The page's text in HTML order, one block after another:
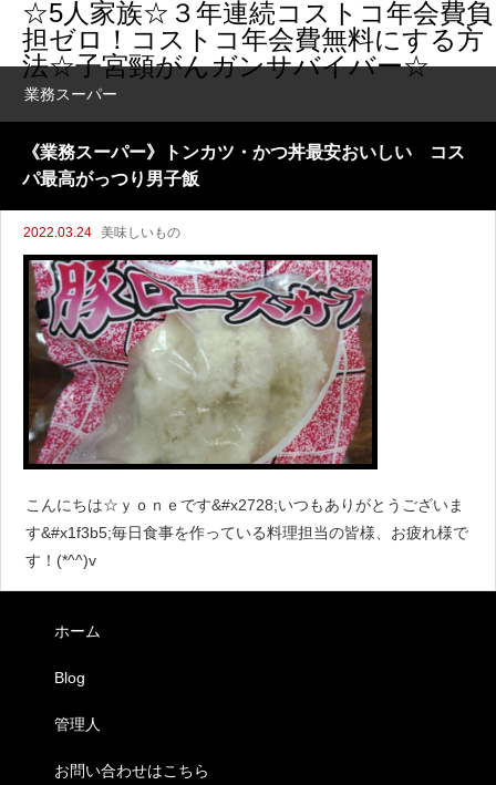
☆5人家族☆３年連続コストコ年会費負
担ゼロ！コストコ年会費無料にする方
法☆子宮頸がんガンサバイバー☆
業務スーパー
《業務スーパー》トンカツ・かつ丼最安おいしい コス
パ最高がっつり男子飯
2022.03.24 美味しいもの
こんにちは☆ｙｏｎｅです&#x2728;いつもありがとうございま
す&#x1f3b5;毎日食事を作っている料理担当の皆様、お疲れ様で
す！(*^^)v
ホーム
Blog
管理人
お問い合わせはこちら